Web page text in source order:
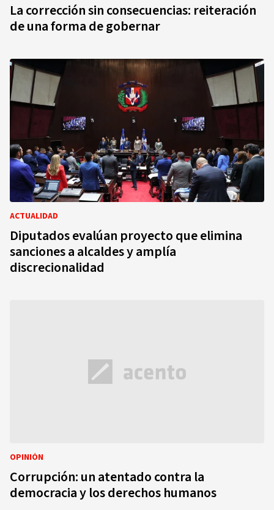
La corrección sin consecuencias: reiteración
de una forma de gobernar
ACTUALIDAD
Diputados evalúan proyecto que elimina
sanciones a alcaldes y amplía
discrecionalidad
OPINIÓN
Corrupción: un atentado contra la
democracia y los derechos humanos